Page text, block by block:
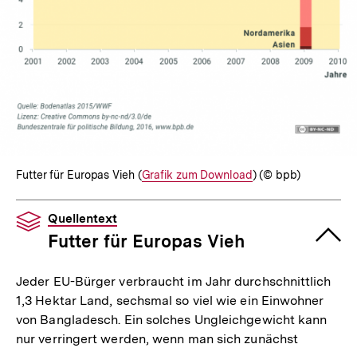
Futter für Europas Vieh (Interner
Grafik zum Download) (© bpb)
Quellentext
Futter für Europas Vieh
Jeder EU-Bürger verbraucht im Jahr durchschnittlich
1,3 Hektar Land, sechsmal so viel wie ein Einwohner
von Bangladesch. Ein solches Ungleichgewicht kann
nur verringert werden, wenn man sich zunächst